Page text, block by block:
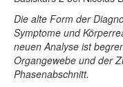
Die alte Form der
Symptome und
neuen Analyse ist
Organgewebe und der
Phasenabschnitt.